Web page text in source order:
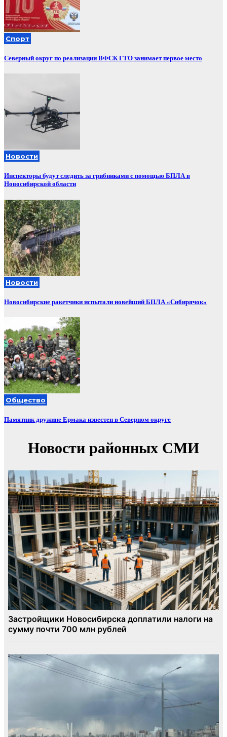
Спорт
Северный округ по реализации ВФСК ГТО занимает первое место
Новости
Инспекторы будут следить за грибниками с помощью БПЛА в
Новосибирской области
Новости
Новосибирские ракетчики испытали новейший БПЛА «Сибирячок»
Общество
Памятник дружине Ермака известен в Северном округе